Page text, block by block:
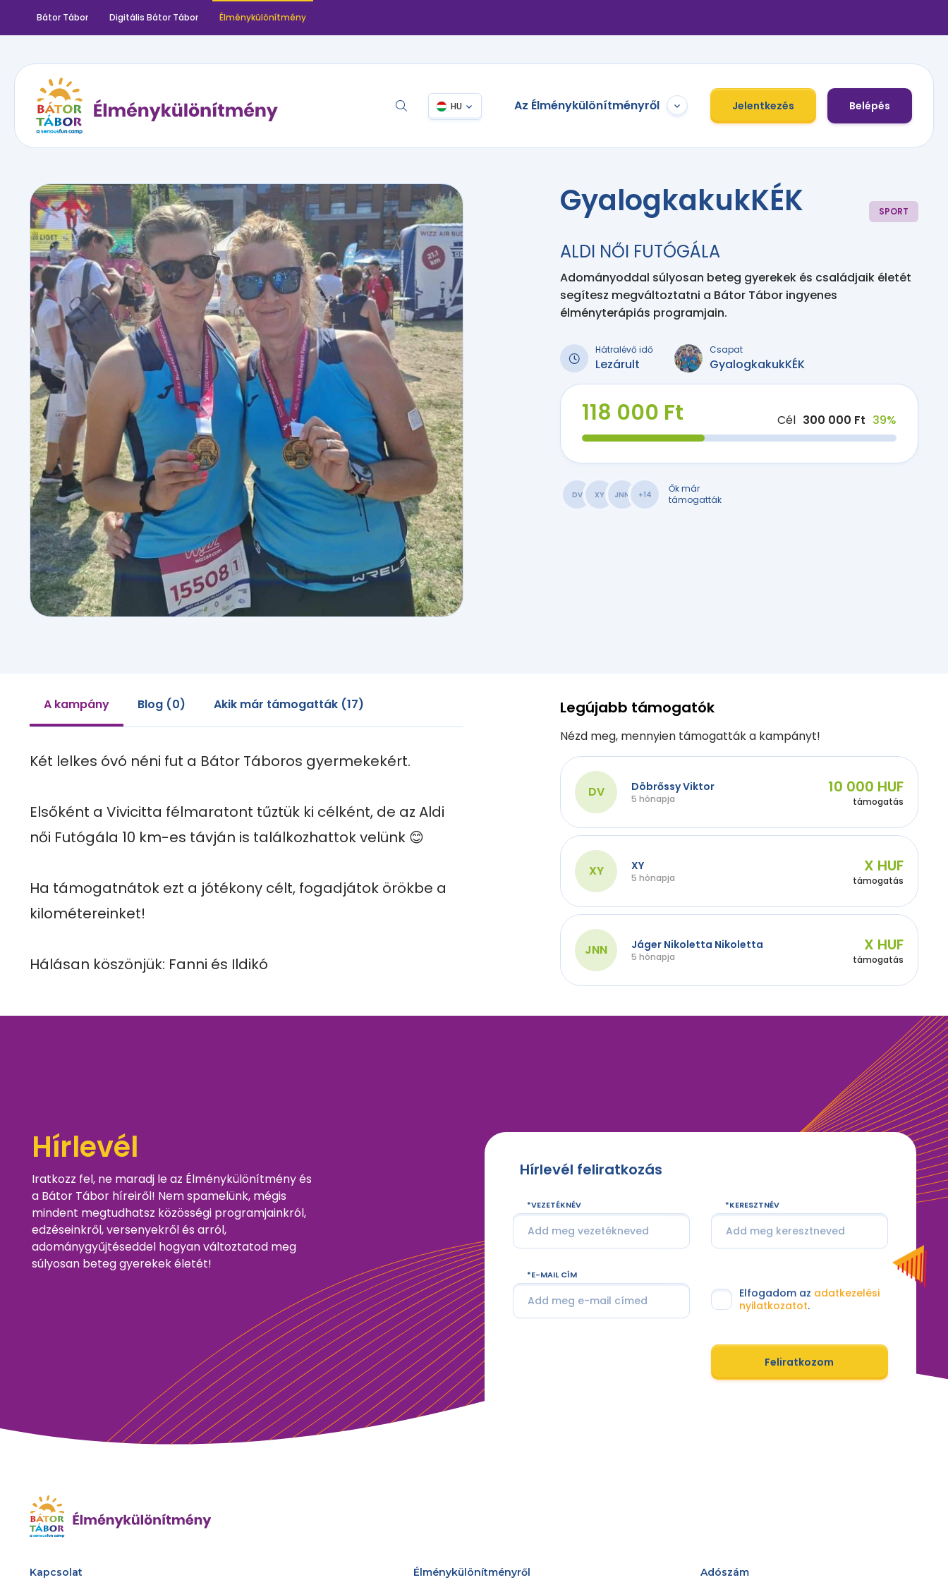
Bátor Tábor Digitális Bátor Tábor Élménykülönítmény
HU Az Élménykülönítményről Jelentkezés Belépés
GyalogkakukKÉK SPORT
ALDI NŐI FUTÓGÁLA
Adományoddal súlyosan beteg gyerekek és családjaik életét
segítesz megváltoztatni a Bátor Tábor ingyenes
élményterápiás programjain.
Hátralévő idő
Lezárult
Csapat
GyalogkakukKÉK
118 000 Ft Cél 300 000 Ft 39%
DV XY JNN +14
Ők már
támogatták
A kampány Blog (0) Akik már támogatták (17)
Két lelkes óvó néni fut a Bátor Táboros gyermekekért.
Elsőként a Vivicitta félmaratont tűztük ki célként, de az Aldi
női Futógála 10 km-es távján is találkozhattok velünk 😊
Ha támogatnátok ezt a jótékony célt, fogadjátok örökbe a
kilométereinket!
Hálásan köszönjük: Fanni és Ildikó
Legújabb támogatók
Nézd meg, mennyien támogatták a kampányt!
DV Döbrőssy Viktor
5 hónapja
10 000 HUF
támogatás
XY XY
5 hónapja
X HUF
támogatás
JNN Jáger Nikoletta Nikoletta
5 hónapja
X HUF
támogatás
Hírlevél
Iratkozz fel, ne maradj le az Élménykülönítmény és
a Bátor Tábor híreiről! Nem spamelünk, mégis
mindent megtudhatsz közösségi programjainkról,
edzéseinkről, versenyekről és arról,
adománygyűjtéseddel hogyan változtatod meg
súlyosan beteg gyerekek életét!
Hírlevél feliratkozás
VEZETÉKNÉV KERESZTNÉV
E-MAIL CÍM
Elfogadom az adatkezelési
nyilatkozatot.
Feliratkozom
Kapcsolat Élménykülönítményről Adószám